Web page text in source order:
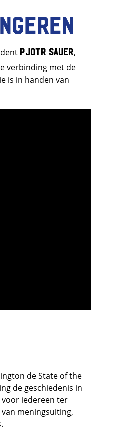
Pjotr Sauer,
verbinding met de
is in handen van
de State of the
de geschiedenis in
voor iedereen ter
meningsuiting,